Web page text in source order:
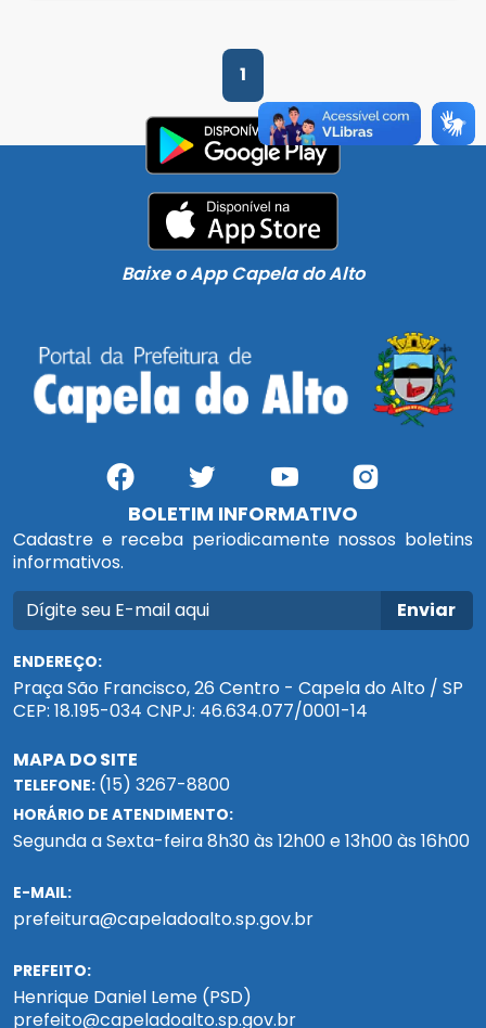
1
Baixe o App Capela do Alto
BOLETIM INFORMATIVO
Cadastre e receba periodicamente nossos boletins
informativos.
Enviar
ENDEREÇO:
Praça São Francisco, 26 Centro - Capela do Alto / SP
CEP: 18.195-034 CNPJ: 46.634.077/0001-14
MAPA DO SITE
TELEFONE: (15) 3267-8800
HORÁRIO DE ATENDIMENTO:
Segunda a Sexta-feira 8h30 às 12h00 e 13h00 às 16h00
E-MAIL:
prefeitura@capeladoalto.sp.gov.br
PREFEITO:
Henrique Daniel Leme (PSD)
prefeito@capeladoalto.sp.gov.br